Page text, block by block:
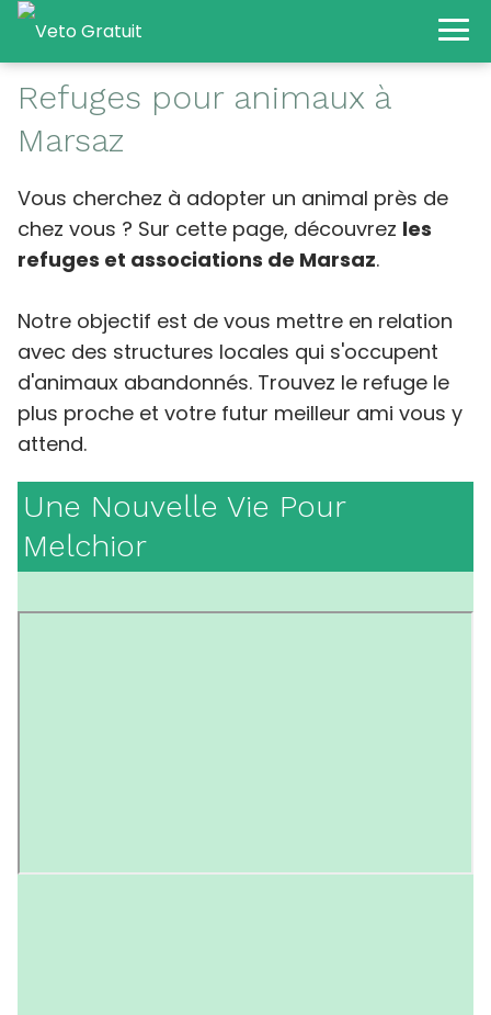
Refuges pour animaux à
Marsaz
Vous cherchez à adopter un animal près de
chez vous ? Sur cette page, découvrez les
refuges et associations de Marsaz.
Notre objectif est de vous mettre en relation
avec des structures locales qui s'occupent
d'animaux abandonnés. Trouvez le refuge le
plus proche et votre futur meilleur ami vous y
attend.
Une Nouvelle Vie Pour
Melchior